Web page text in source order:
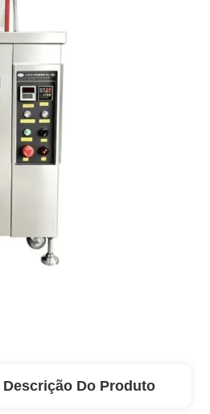
Descrição Do Produto